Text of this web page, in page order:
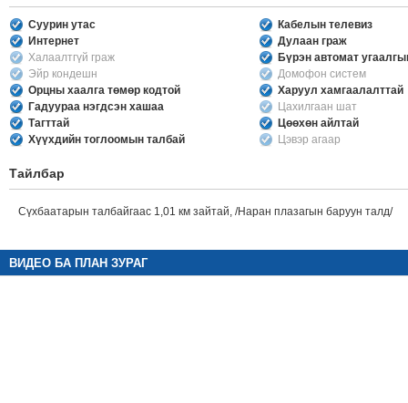
Суурин утас
Кабелын телевиз
Интернет
Дулаан граж
Халаалтгүй граж
Бүрэн автомат
Эйр кондешн
Домофон систем
Орцны хаалга төмөр кодтой
Харуул хамгаалалттай
Гадуураа нэгдсэн хашаа
Цахилгаан шат
Тагттай
Цөөхөн айлтай
Хүүхдийн тоглоомын талбай
Цэвэр агаар
Тайлбар
Сүхбаатарын талбайгаас 1,01 км зайтай, /Наран плазагын баруун талд/
ВИДЕО БА ПЛАН ЗУРАГ